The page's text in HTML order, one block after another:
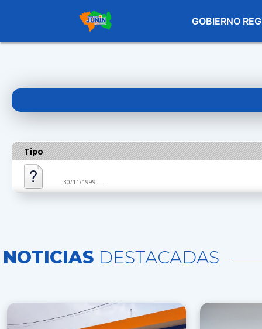
GOBIERNO
Tipo
30/11/1999 —
NOTICIAS DESTACADAS